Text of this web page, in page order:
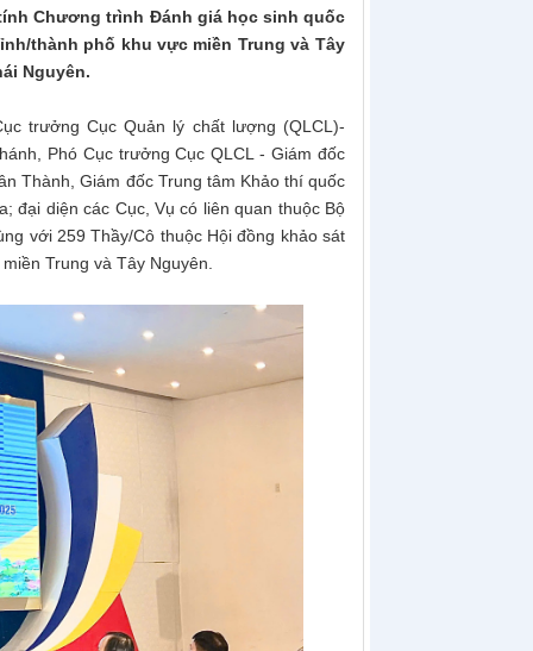
Chương trình Đánh giá học sinh quốc
thành phố khu vực miền Trung và Tây
Nguyên.
trưởng Cục Quản lý chất lượng (QLCL)-
Phó Cục trưởng Cục QLCL - Giám đốc
Thành, Giám đốc Trung tâm Khảo thí quốc
đại diện các Cục, Vụ có liên quan thuộc Bộ
với 259 Thầy/Cô thuộc Hội đồng khảo sát
Trung và Tây Nguyên.